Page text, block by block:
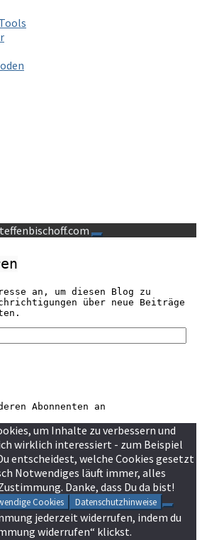
an, um diesen Blog zu
über neue Beiträge
Abonnenten an
um Inhalte zu verbessern und
wirklich interessiert - zum Beispiel
entscheidest, welche Cookies gesetzt
Notwendiges läuft immer, alles
Danke, dass Du da bist!
Cookies Datenschutzhinweise
jederzeit widerrufen, indem du
widerrufen“ klickst.